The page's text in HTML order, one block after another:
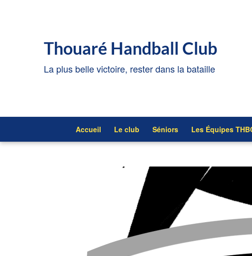
Thouaré Handball Club
La plus belle victoire, rester dans la bataille
Accueil Le club Séniors Les Équipes